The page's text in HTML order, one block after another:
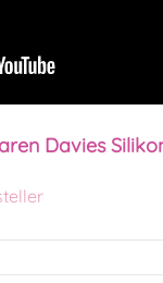
Davies